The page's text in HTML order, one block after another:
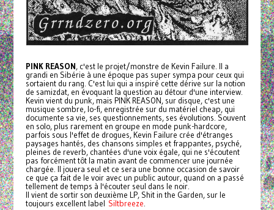
PINK REASON, c'est le projet/monstre de Kevin Failure. Il a
grandi en Sibérie à une époque pas super sympa pour ceux qui
sortaient du rang. C'est lui qui a inspiré cette dérive sur la notion
de samizdat, en évoquant la question au détour d'une interview.
Kevin vient du punk, mais PINK REASON, sur disque, c'est une
musique sombre, lo-fi, enregistrée sur du matériel cheap, qui
documente sa vie, ses questionnements, ses évolutions. Souvent
en solo, plus rarement en groupe en mode punk-hardcore,
parfois sous l'effet de drogues, Kevin Failure crée d'étranges
paysages hantés, des chansons simples et frappantes, psyché,
pleines de reverb, chantées d'une voix égale, qui ne s'écoutent
pas forcément tôt la matin avant de commencer une journée
chargée. Il jouera seul et ce sera une bonne occasion de savoir
ce que ça fait de le voir avec un public autour, quand on a passé
tellement de temps à l'écouter seul dans le noir.
Il vient de sortir son deuxième LP, Shit in the Garden, sur le
toujours excellent label Siltbreeze.